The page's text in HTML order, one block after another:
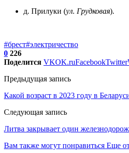
д. Прилуки (ул. Грудковая).
#брест#электричество
0 226
Поделится VKOK.ruFacebookTwitter
Предыдущая запись
Какой возраст в 2023 году в
Следующая запись
Литва закрывает один
Вам также могут понравиться Еще